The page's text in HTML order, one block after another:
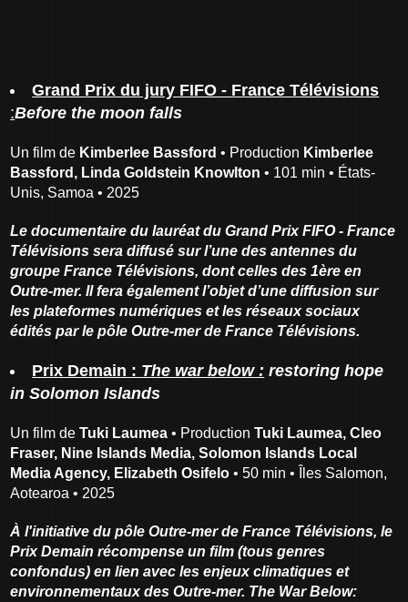
Grand Prix du jury FIFO - France Télévisions
:Before the moon falls
Un film de Kimberlee Bassford • Production Kimberlee
Bassford, Linda Goldstein Knowlton • 101 min • États-
Unis, Samoa • 2025
Le documentaire du lauréat du Grand Prix FIFO - France
Télévisions sera diffusé sur l’une des antennes du
groupe France Télévisions, dont celles des 1ère en
Outre-mer. Il fera également l’objet d’une diffusion sur
les plateformes numériques et les réseaux sociaux
édités par le pôle Outre-mer de France Télévisions.
Prix Demain : The war below : restoring hope
in Solomon Islands
Un film deTuki Laumea • ProductionTuki Laumea, Cleo
Fraser, Nine Islands Media, Solomon Islands Local
Media Agency, Elizabeth Osifelo • 50 min • Îles Salomon,
Aotearoa • 2025
À l'initiative du pôle Outre-mer de France Télévisions, le
Prix Demain récompense un film (tous genres
confondus) en lien avec les enjeux climatiques et
environnementaux des Outre-mer. The War Below: